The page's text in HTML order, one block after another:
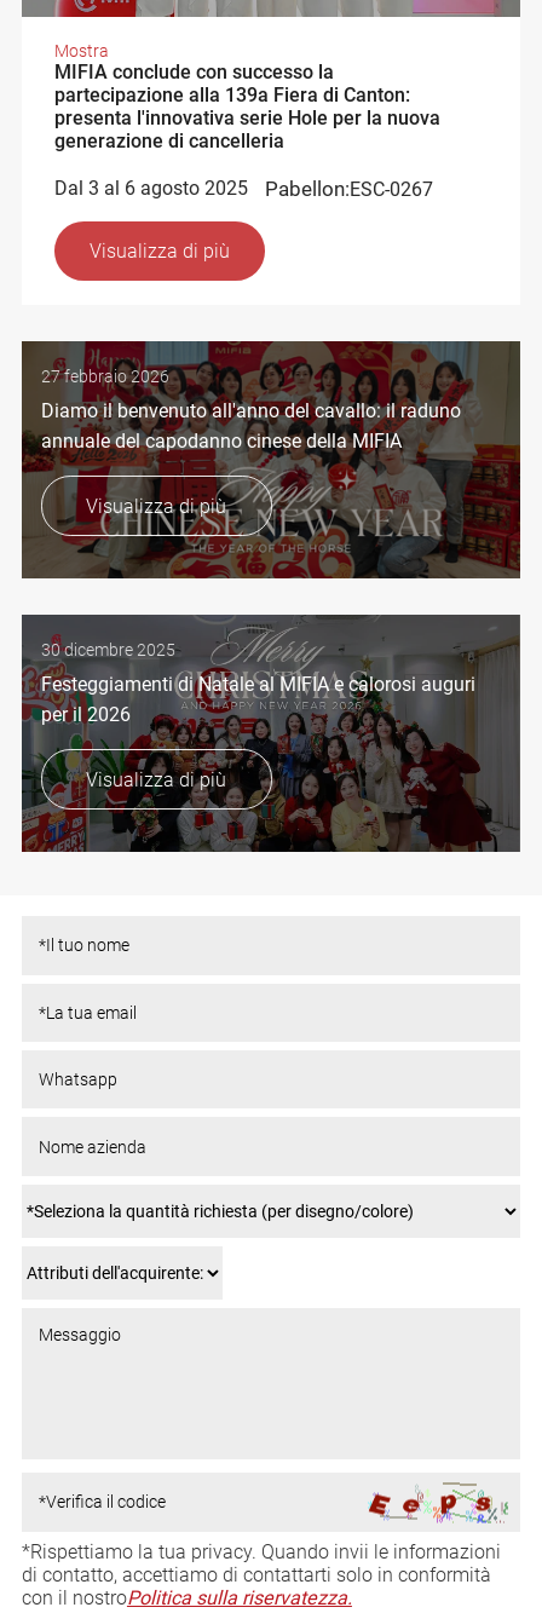
Mostra
MIFIA conclude con successo la
partecipazione alla 139a Fiera di Canton:
presenta l'innovativa serie Hole per la nuova
generazione di cancelleria
Dal 3 al 6 agosto 2025 Pabellon:ESC-0267
Visualizza di più
27 febbraio 2026
Diamo il benvenuto all'anno del cavallo: il raduno
annuale del capodanno cinese della MIFIA
Visualizza di più
30 dicembre 2025
Festeggiamenti di Natale al MIFIA e calorosi auguri
per il 2026
Visualizza di più
*Rispettiamo la tua privacy. Quando invii le informazioni
di contatto, accettiamo di contattarti solo in conformità
con il nostroPolitica sulla riservatezza.